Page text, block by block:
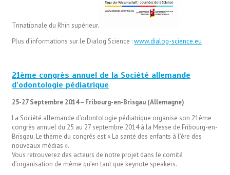
Trinationale du Rhin supérieur.
Plus d’informations sur le Dialog Science :www.dialog-science.eu
21ème congrès annuel de la Société allemande
d’odontologie pédiatrique
25-27 Septembre 2014 – Fribourg-en-Brisgau (Allemagne)
La Société allemande d’odontologie pédiatrique organise son 21ème
congrès annuel du 25 au 27 septembre 2014 à la Messe de Fribourg-en-
Brisgau. Le thème du congrès est « La santé des enfants à l’ère des
nouveaux médias ».
Vous retrouverez des acteurs de notre projet dans le comité
d’organisation de même qu’en tant que keynote speakers.